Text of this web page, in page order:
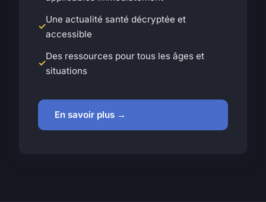
Une actualité santé décryptée et
accessible
Des ressources pour tous les âges et
situations
En savoir plus →